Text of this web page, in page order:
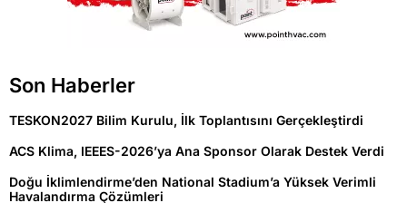
Son Haberler
TESKON2027 Bilim Kurulu, İlk Toplantısını Gerçekleştirdi
ACS Klima, IEEES-2026’ya Ana Sponsor Olarak Destek Verdi
Doğu İklimlendirme’den National Stadium’a Yüksek Verimli
Havalandırma Çözümleri